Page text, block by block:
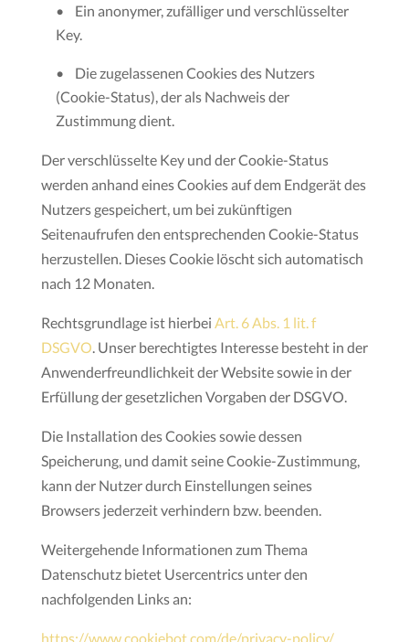
• Ein anonymer, zufälliger und verschlüsselter
Key.
• Die zugelassenen Cookies des Nutzers
(Cookie-Status), der als Nachweis der
Zustimmung dient.
Der verschlüsselte Key und der Cookie-Status
werden anhand eines Cookies auf dem Endgerät des
Nutzers gespeichert, um bei zukünftigen
Seitenaufrufen den entsprechenden Cookie-Status
herzustellen. Dieses Cookie löscht sich automatisch
nach 12 Monaten.
Rechtsgrundlage ist hierbei Art. 6 Abs. 1 lit. f
DSGVO. Unser berechtigtes Interesse besteht in der
Anwenderfreundlichkeit der Website sowie in der
Erfüllung der gesetzlichen Vorgaben der DSGVO.
Die Installation des Cookies sowie dessen
Speicherung, und damit seine Cookie-Zustimmung,
kann der Nutzer durch Einstellungen seines
Browsers jederzeit verhindern bzw. beenden.
Weitergehende Informationen zum Thema
Datenschutz bietet Usercentrics unter den
nachfolgenden Links an:
https://www.cookiebot.com/de/privacy-policy/